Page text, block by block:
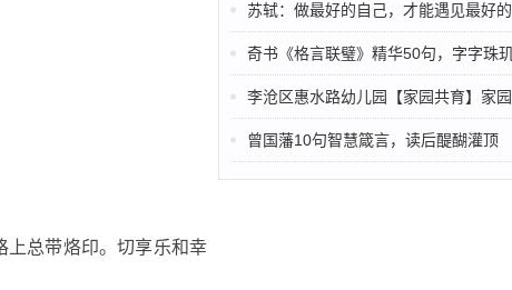
总带烙印。切享乐和幸
苏轼：做最好的自己，才能遇见最好
奇书《格言联璧》精华50句，字字珠
李沧区惠水路幼儿园【家园共育】家园携手护成长，静待花
曾国藩10句智慧箴言，读后醍醐灌顶